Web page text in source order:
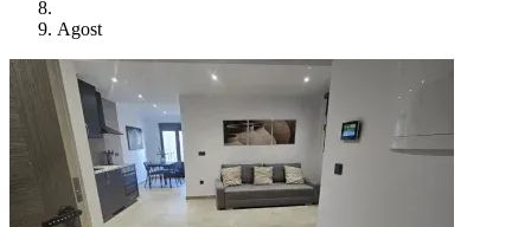
Agost